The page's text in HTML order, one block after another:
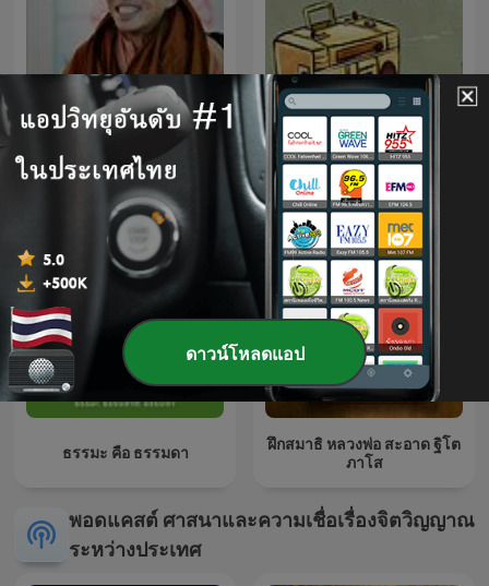
พระอาจารย์สมภพ โชติปัญโญ ธรรมะสะกิดใจ
ธรรมะ คือ ธรรมดา
ฝึกสมาธิ หลวงพ่อ สะอาด ฐิโต
ภาโส
พอดแคสต์ ศาสนาและความเชื่อเรื่องจิตวิญญาณ
ระหว่างประเทศ
ดาวน์โหลดแอป